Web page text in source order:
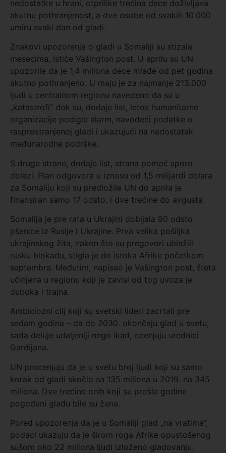
nedostatke u hrani, otprilike trećina dece doživljava
akutnu pothranjenost, a dve osobe od svakih 10.000
umiru svaki dan od gladi.
Znakovi upozorenja o gladi u Somaliji su stizala
mesecima, ističe Vašington post. U aprilu su UN
upozorile da je 1,4 miliona dece mlađe od pet godina
akutno pothranjeno. U maju je za najmanje 213.000
ljudi u centralnom regionu navedeno da su u
„katastrofi“ dok su, dodaje list, letos humanitarne
organizacije podigle alarm, navodeći podatke o
rasprostranjenoj gladi i ukazujući na nedostatak
međunarodne podrške.
S druge strane, dodaje list, strana pomoć sporo
dolazi. Plan odgovora u iznosu od 1,5 milijardi dolara
za Somaliju koji su predložile UN do aprila je
finansiran samo 17 odsto, i dve trećine do avgusta.
Somalija je pre rata u Ukrajini dobijala 90 odsto
pšenice iz Rusije i Ukrajine. Prva velika pošiljka
ukrajinskog žita, nakon što su pregovori ublažili
rusku blokadu, stigla je do istoka Afrike početkom
septembra. Međutim, napisao je Vašington post, šteta
učinjena u regionu koji je zavisi od tog uvoza je
duboka i trajna.
Ambiciozni cilj koji su svetski lideri zacrtali pre
sedam godina – da do 2030. okončaju glad u svetu,
sada deluje udaljeniji nego ikad, ocenjuju urednici
Gardijana.
UN procenjuju da je u svetu broj ljudi koji su samo
korak od gladi skočio sa 135 miliona u 2019. na 345
miliona. Dve trećine onih koji su prošle godine
pogođeni glađu bile su žene.
Pored upozorenja da je u Somaliji glad „na vratima“,
podaci ukazuju da je širom roga Afrike opustošenog
sušom oko 22 miliona ljudi izloženo gladovanju.